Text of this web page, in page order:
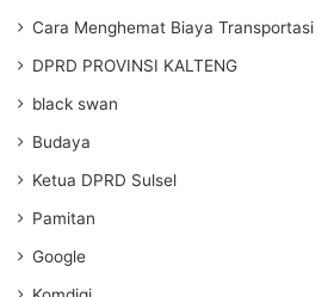
Cara Menghemat Biaya Transportasi
DPRD PROVINSI KALTENG
black swan
Budaya
Ketua DPRD Sulsel
Pamitan
Google